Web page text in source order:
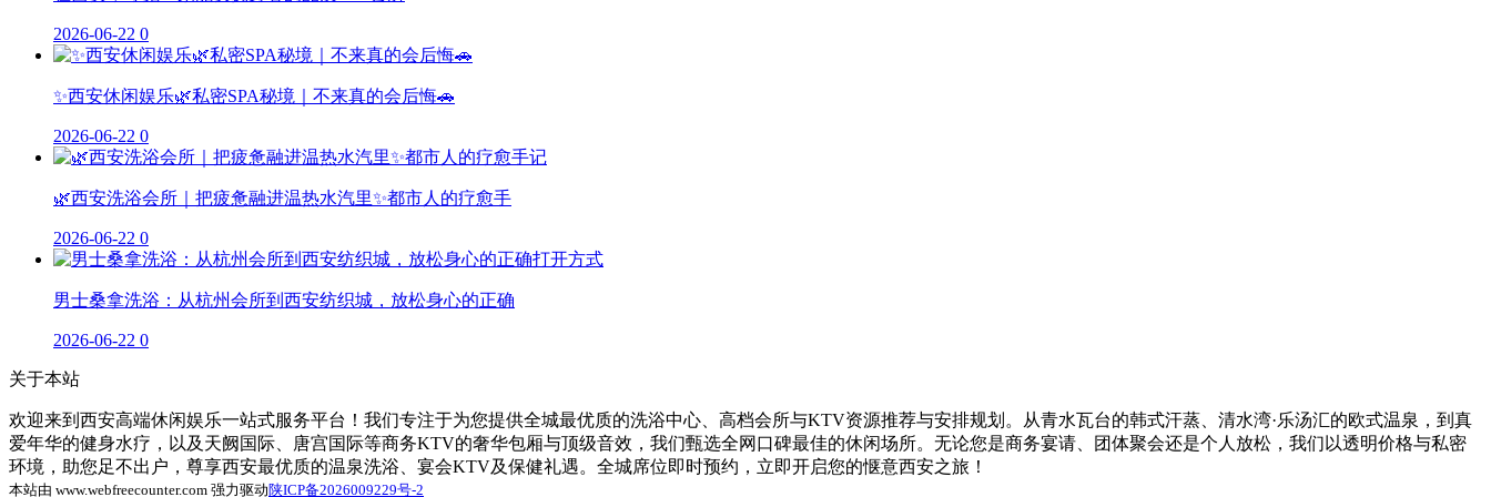
2026-06-22 0
✨西安休闲娱乐🌿私密SPA秘境｜不来真的会后悔🚗
2026-06-22 0
🌿西安洗浴会所｜把疲惫融进温热水汽里✨都市人的疗愈手
2026-06-22 0
男士桑拿洗浴：从杭州会所到西安纺织城，放松身心的正确
2026-06-22 0
关于本站
欢迎来到西安高端休闲娱乐一站式服务平台！我们专注于为您提供全城最优质的洗浴中心、高档会所与KTV资源推荐与安排规划。从青水瓦台的韩式汗蒸、清水湾·乐汤汇的欧式温泉，到真
爱年华的健身水疗，以及天阙国际、唐宫国际等商务KTV的奢华包厢与顶级音效，我们甄选全网口碑最佳的休闲场所。无论您是商务宴请、团体聚会还是个人放松，我们以透明价格与私密
环境，助您足不出户，尊享西安最优质的温泉洗浴、宴会KTV及保健礼遇。全城席位即时预约，立即开启您的惬意西安之旅！
本站由 www.webfreecounter.com 强力驱动陕ICP备2026009229号-2